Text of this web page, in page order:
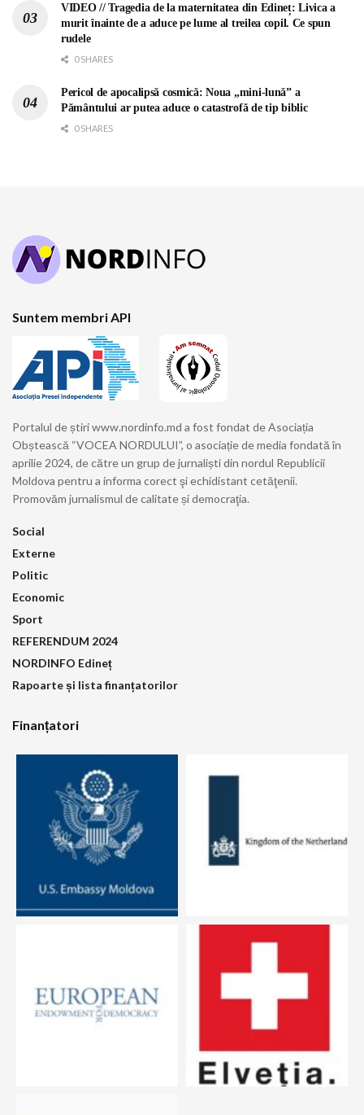
VIDEO // Tragedia de la maternitatea din Edineț: Livica a
murit înainte de a aduce pe lume al treilea copil. Ce spun
rudele
0 SHARES
Pericol de apocalipsă cosmică: Noua „mini-lună” a
Pământului ar putea aduce o catastrofă de tip biblic
0 SHARES
Suntem membri API
Portalul de știri www.nordinfo.md a fost fondat de Asociația
Obștească “VOCEA NORDULUI”, o asociație de media fondată în
aprilie 2024, de către un grup de jurnaliști din nordul Republicii
Moldova pentru a informa corect şi echidistant cetăţenii.
Promovăm jurnalismul de calitate și democraţia.
Social
Externe
Politic
Economic
Sport
REFERENDUM 2024
NORDINFO Edineț
Rapoarte și lista finanțatorilor
Finanțatori